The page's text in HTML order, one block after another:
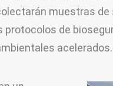
muestras de
de
acelerados.